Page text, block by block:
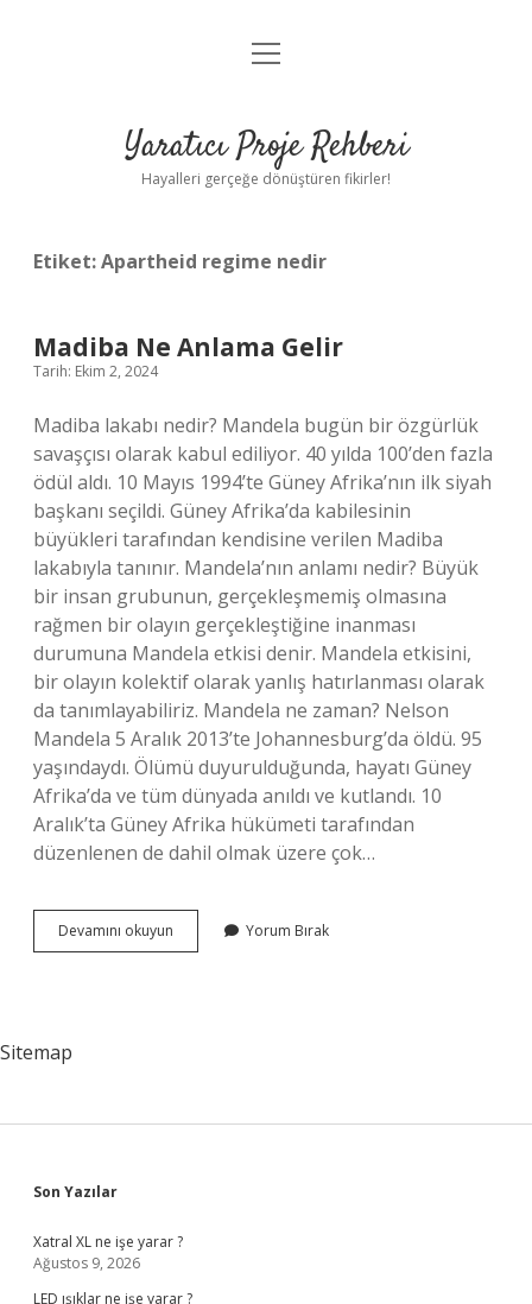
Anasayfa
Yasal Uyarı
menüyü
Yaratıcı Proje Rehberi
Hayalleri gerçeğe dönüştüren fikirler!
Etiket:Apartheid regime nedir
Madiba Ne Anlama Gelir
Tarih: Ekim 2, 2024
Madiba lakabı nedir? Mandela bugün bir özgürlük
savaşçısı olarak kabul ediliyor. 40 yılda 100’den fazla
ödül aldı. 10 Mayıs 1994’te Güney Afrika’nın ilk siyah
başkanı seçildi. Güney Afrika’da kabilesinin
büyükleri tarafından kendisine verilen Madiba
lakabıyla tanınır. Mandela’nın anlamı nedir? Büyük
bir insan grubunun, gerçekleşmemiş olmasına
rağmen bir olayın gerçekleştiğine inanması
durumuna Mandela etkisi denir. Mandela etkisini,
bir olayın kolektif olarak yanlış hatırlanması olarak
da tanımlayabiliriz. Mandela ne zaman? Nelson
Mandela 5 Aralık 2013’te Johannesburg’da öldü. 95
yaşındaydı. Ölümü duyurulduğunda, hayatı Güney
Afrika’da ve tüm dünyada anıldı ve kutlandı. 10
Aralık’ta Güney Afrika hükümeti tarafından
düzenlenen de dahil olmak üzere çok…
Devamını okuyun
Ne
Yorum Bırak
Sitemap
Sidebar
Son Yazılar
Xatral XL ne işe yarar ?
Ağustos 9, 2026
LED ışıklar ne işe yarar ?